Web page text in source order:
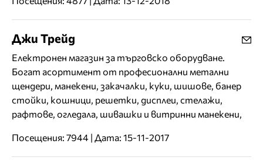
Джи Трейд
Електронен магазин за търговско оборудване.
Богат асортимент от професионални метални
щендери, манекени, закачалки, куки, шишове, банер
стойки, кошници, решетки, дисплеи, стелажи,
рафтове, огледала, шивашки и витринни манекени,
Посещения: 7944 | Дата: 15-11-2017